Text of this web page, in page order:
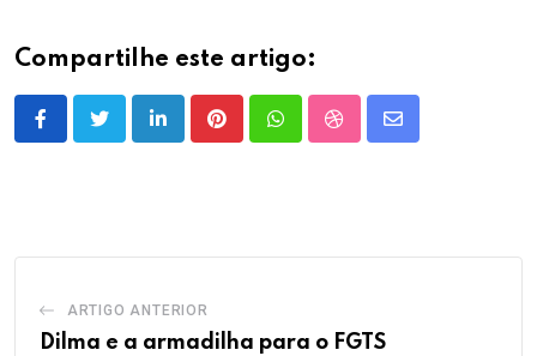
Compartilhe este artigo:
LinkedInPinterestWhatsappStumbleUpon
Share
ARTIGO ANTERIOR
Dilma e a armadilha para o FGTS